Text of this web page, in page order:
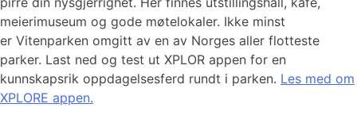
meierimuseum og gode møtelokaler. Ikke minst
er Vitenparken omgitt av en av Norges aller flotteste
parker. Last ned og test ut XPLOR appen for en
kunnskapsrik oppdagelsesferd rundt i parken. Les med om
XPLORE appen.